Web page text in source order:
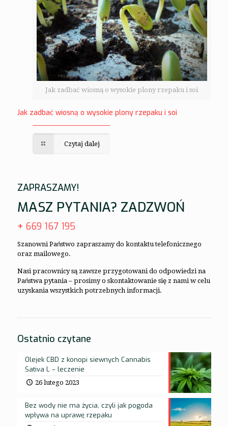
Jak zadbać wiosną o wysokie plony rzepaku i soi
Jak zadbać wiosną o wysokie plony rzepaku i soi
Czytaj dalej
ZAPRASZAMY!
MASZ PYTANIA? ZADZWOŃ
+ 669 167 195
Szanowni Państwo zapraszamy do kontaktu telefonicznego
oraz mailowego.
Nasi pracownicy są zawsze przygotowani do odpowiedzi na
Państwa pytania – prosimy o skontaktowanie się z nami w celu
uzyskania wszystkich potrzebnych informacji.
Ostatnio czytane
Olejek CBD z konopi siewnych Cannabis
Sativa L – leczenie
26 lutego 2023
Bez wody nie ma życia, czyli jak pogoda
wpływa na uprawę rzepaku